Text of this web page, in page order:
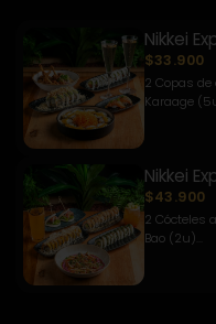
Nikkei
$33.900
2 Copas
Karaage
Nikkei
$43.900
2 Cócteles
Bao (2u)...